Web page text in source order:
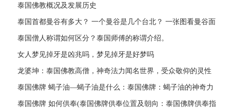
泰国佛教概况及发展历史
泰国首都曼谷有多大？ 一个曼谷是几个台北？ 一张图看曼谷面
积与各大城市比较
泰国僧人称谓如何区分？泰国师傅的称谓介绍。
女人梦见掉牙是凶兆吗，梦见掉牙是好梦吗
龙婆坤：泰国佛教高僧，神奇法力闻名世界，受众敬仰的灵性
导师
泰国佛牌 蝎子油—蝎子油是什么：泰国佛牌：蝎子油的神奇力
量
泰国佛牌 如何供奉(泰国佛牌供奉位置及朝向：泰国佛牌供奉指